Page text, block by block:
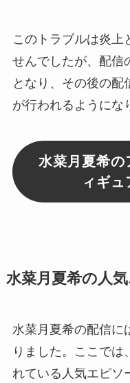
このトラブルは炎上
せんでしたが、配信
となり、その後の配
が行われるようにな
水菜月夏希の
ィギュ
水菜月夏希の人
水菜月夏希の配信に
りました。ここで
れている人気エピソ